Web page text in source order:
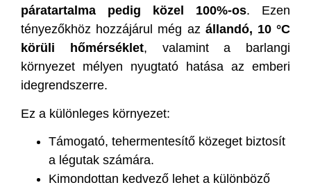
páratartalma pedig közel 100%-os. Ezen
tényezőkhöz hozzájárul még azállandó, 10 °C
körüli hőmérséklet, valamint a barlangi
környezet mélyen nyugtató hatása az emberi
idegrendszerre.
Ez a különleges környezet:
Támogató, tehermentesítő közeget biztosít
a légutak számára.
Kimondottan kedvező lehet a különböző